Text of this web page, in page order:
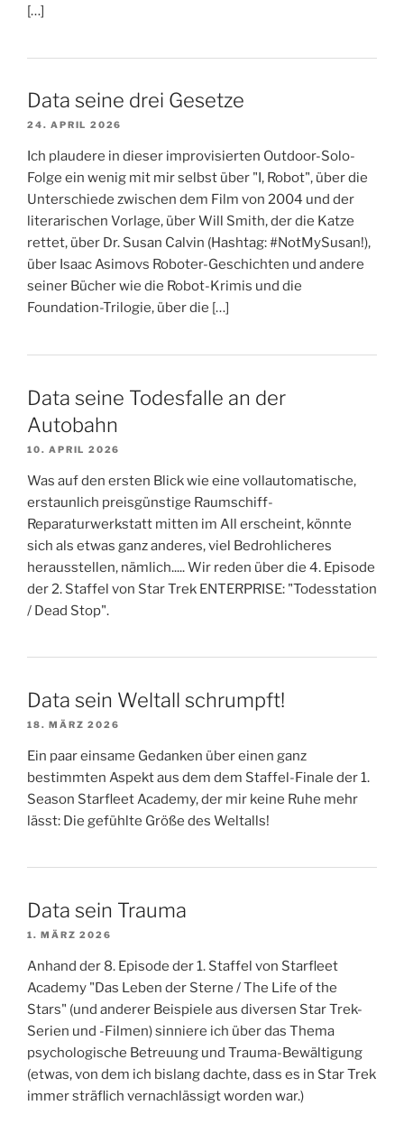
[…]
Data seine drei Gesetze
24. APRIL 2026
Ich plaudere in dieser improvisierten Outdoor-Solo-
Folge ein wenig mit mir selbst über "I, Robot", über die
Unterschiede zwischen dem Film von 2004 und der
literarischen Vorlage, über Will Smith, der die Katze
rettet, über Dr. Susan Calvin (Hashtag: #NotMySusan!),
über Isaac Asimovs Roboter-Geschichten und andere
seiner Bücher wie die Robot-Krimis und die
Foundation-Trilogie, über die […]
Data seine Todesfalle an der
Autobahn
10. APRIL 2026
Was auf den ersten Blick wie eine vollautomatische,
erstaunlich preisgünstige Raumschiff-
Reparaturwerkstatt mitten im All erscheint, könnte
sich als etwas ganz anderes, viel Bedrohlicheres
herausstellen, nämlich..... Wir reden über die 4. Episode
der 2. Staffel von Star Trek ENTERPRISE: "Todesstation
/ Dead Stop".
Data sein Weltall schrumpft!
18. MÄRZ 2026
Ein paar einsame Gedanken über einen ganz
bestimmten Aspekt aus dem dem Staffel-Finale der 1.
Season Starfleet Academy, der mir keine Ruhe mehr
lässt: Die gefühlte Größe des Weltalls!
Data sein Trauma
1. MÄRZ 2026
Anhand der 8. Episode der 1. Staffel von Starfleet
Academy "Das Leben der Sterne / The Life of the
Stars" (und anderer Beispiele aus diversen Star Trek-
Serien und -Filmen) sinniere ich über das Thema
psychologische Betreuung und Trauma-Bewältigung
(etwas, von dem ich bislang dachte, dass es in Star Trek
immer sträflich vernachlässigt worden war.)